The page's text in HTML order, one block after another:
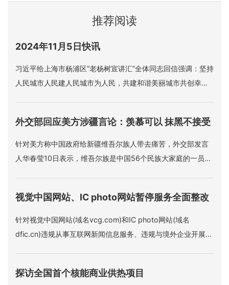
推荐阅读
2024年11月5日快讯
习近平给上海市杨浦区“老杨树宣讲汇”全体同志回信强调：坚持
人民城市人民建人民城市为人民，共建和谐美丽城市共创幸福
外交部回应美方涉疆言论：羡慕可以 抹黑不接受
针对美方称中国政府给新疆维吾尔族人带去痛苦，外交部发言
人华春莹10日表示，维吾尔族是中国56个民族大家庭的一员，
是可以理解的，但是如果美方造谣、抹黑、污蔑，这是不能接
受的。
视觉中国网站、IC photo网站暂停服务全面整改
针对视觉中国网站(域名vcg.com)和IC photo网站(域名
dfic.cn)违规从事互联网新闻信息服务、违规与境外企业开展涉
行为。两家网站即日起暂停服务全面整改。
探访全国首个核能商业供热项目